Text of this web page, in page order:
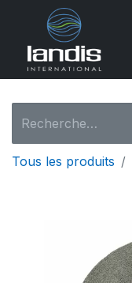
Tous les produits